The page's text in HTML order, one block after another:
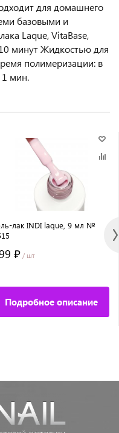
для домашнего
базовыми и
Laque, VitaBase,
минут Жидкостью для
полимеризации: в
1 мин.
лак INDI laque, 9 мл №
₽ / шт
Подробное описание